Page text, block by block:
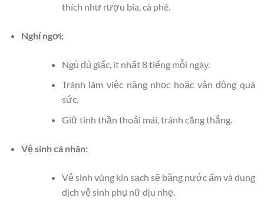
thích như rượu bia, cà phê.
Nghỉ ngơi:
Ngủ đủ giấc, ít nhất 8 tiếng mỗi ngày.
Tránh làm việc nặng nhọc hoặc vận động quá
sức.
Giữ tinh thần thoải mái, tránh căng thẳng.
Vệ sinh cá nhân:
Vệ sinh vùng kín sạch sẽ bằng nước ấm và dung
dịch vệ sinh phụ nữ dịu nhẹ.